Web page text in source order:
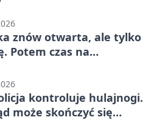
znów otwarta, ale tylko
Potem czas na
kontroluje hulajnogi.
może skończyć się